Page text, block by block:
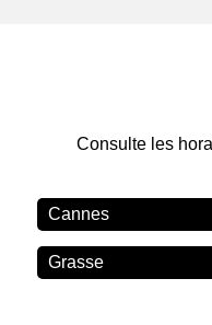
Consulte les
Cannes
Grasse